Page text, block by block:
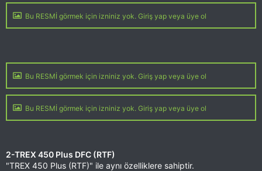
Bu RESMİ görmek için izniniz yok. Giriş yap veya üye ol
Bu RESMİ görmek için izniniz yok. Giriş yap veya üye ol
Bu RESMİ görmek için izniniz yok. Giriş yap veya üye ol
2-TREX 450 Plus DFC (RTF)
"TREX 450 Plus (RTF)" ile aynı özelliklere sahiptir.